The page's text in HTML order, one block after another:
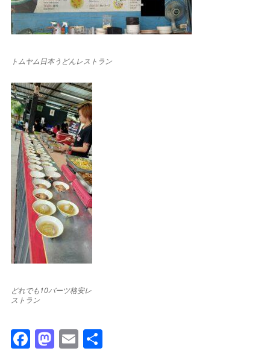
トムヤム日本うどんレストラン
どれでも10バーツ格安レ
ストラン
F M E